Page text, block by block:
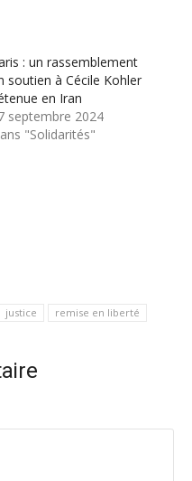
: un rassemblement
soutien à Cécile Kohler
en Iran
septembre 2024
"Solidarités"
justice remise en liberté